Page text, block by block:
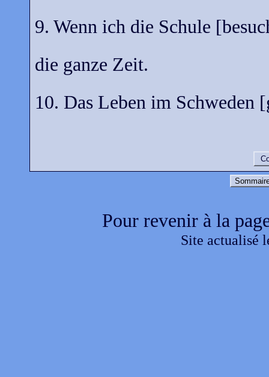
9. Wenn ich die Schule
die ganze Zeit.
10. Das Leben im Schweden
Pour revenir à la
Site actualisé